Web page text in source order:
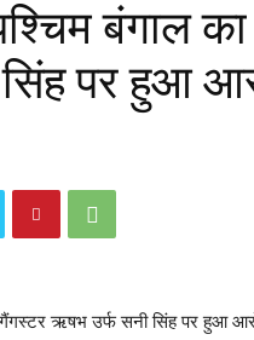
बंगाल
पर हुआ
ऋषभ उर्फ सनी सिंह पर हुआ